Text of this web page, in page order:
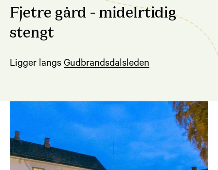
Fjetre gård - midelrtidig
stengt
Ligger langs Gudbrandsdalsleden